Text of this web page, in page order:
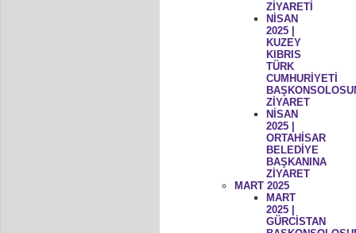
ZİYARETİ
NİSAN
2025 |
KUZEY
KIBRIS
TÜRK
CUMHURİYETİ
ZİYARET
NİSAN
2025 |
ORTAHİSAR
BELEDİYE
BAŞKANINA
ZİYARET
MART 2025
MART
2025 |
GÜRCİSTAN